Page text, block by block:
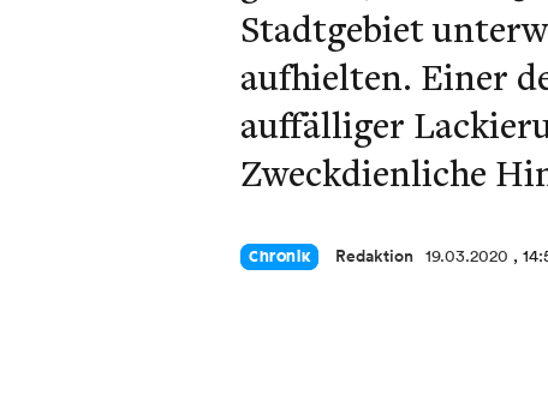
Stadtgebiet
aufhielten. Einer
auffälliger
Zweckdienliche
Chronik Redaktion 19.03.2020 ,